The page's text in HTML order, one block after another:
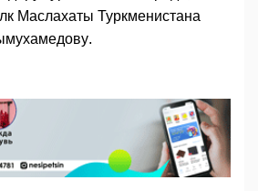
Маслахаты Туркменистана